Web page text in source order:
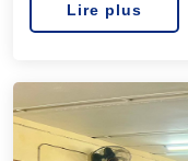
Lire plus